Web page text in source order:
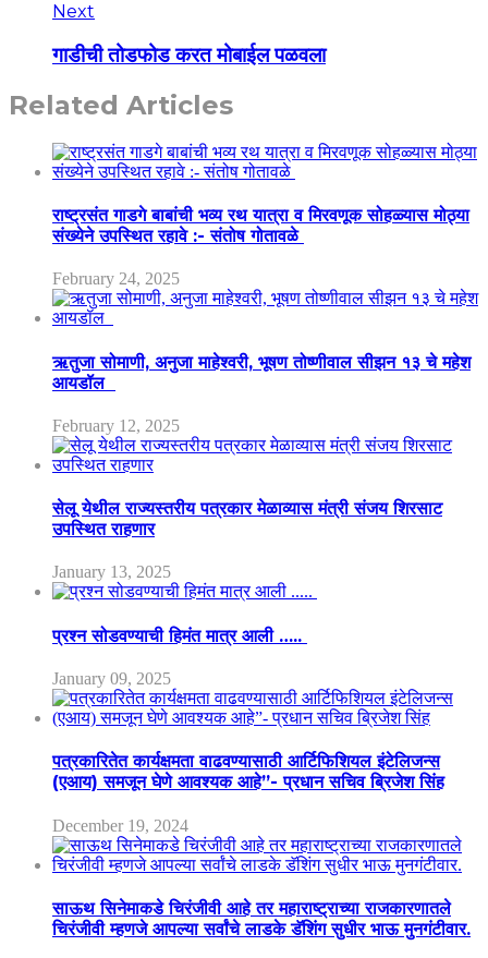
Next
गाडीची तोडफोड करत मोबाईल पळवला
Related Articles
राष्ट्रसंत गाडगे बाबांची भव्य रथ यात्रा व मिरवणूक सोहळ्यास मोठ्या
संख्येने उपस्थित रहावे :- संतोष गोतावळे
February 24, 2025
ऋतुजा सोमाणी, अनुजा माहेश्वरी, भूषण तोष्णीवाल सीझन १३ चे महेश
आयडॉल
February 12, 2025
सेलू येथील राज्यस्तरीय पत्रकार मेळाव्यास मंत्री संजय शिरसाट
उपस्थित राहणार
January 13, 2025
प्रश्न सोडवण्याची हिमंत मात्र आली …..
January 09, 2025
पत्रकारितेत कार्यक्षमता वाढवण्यासाठी आर्टिफिशियल इंटेलिजन्स
(एआय) समजून घेणे आवश्यक आहे”- प्रधान सचिव ब्रिजेश सिंह
December 19, 2024
साऊथ सिनेमाकडे चिरंजीवी आहे तर महाराष्ट्राच्या राजकारणातले
चिरंजीवी म्हणजे आपल्या सर्वांचे लाडके डॅशिंग सुधीर भाऊ मुनगंटीवार.